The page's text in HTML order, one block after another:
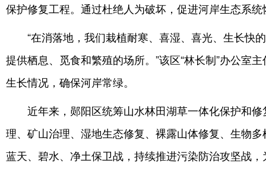
保护修复工程。通过杜绝人为破坏，促进河岸生态系
“在消落地，我们栽植耐寒、喜湿、喜光、生长快
提供栖息、觅食和繁殖的场所。”该区“林长制”办公室
生长情况，确保河岸常绿。
近年来，郧阳区统筹山水林田湖草一体化保护和
理、矿山治理、湿地生态修复、裸露山体修复、生物
蓝天、碧水、净土保卫战，持续推进污染防治攻坚战